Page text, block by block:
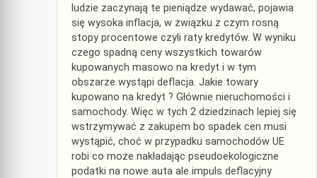
ludzie zaczynają te pieniądze wydawać, pojawia
się wysoka inflacja, w związku z czym rosną
stopy procentowe czyli raty kredytów. W wyniku
czego spadną ceny wszystkich towarów
kupowanych masowo na kredyt i w tym
obszarze wystąpi deflacja. Jakie towary
kupowano na kredyt ? Głównie nieruchomości i
samochody. Więc w tych 2 dziedzinach lepiej się
wstrzymywać z zakupem bo spadek cen musi
wystąpić, choć w przypadku samochodów UE
robi co może nakładając pseudoekologiczne
podatki na nowe auta ale impuls deflacyjny